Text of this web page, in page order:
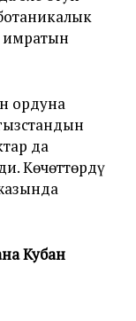
ордуна
да
Көчөттөрдү
Кубан